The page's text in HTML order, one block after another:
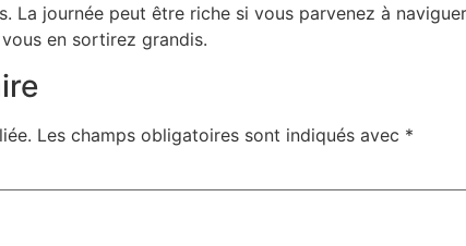
La journée peut être riche si vous parvenez à
en sortirez grandis.
Les champs obligatoires sont indiqués avec *